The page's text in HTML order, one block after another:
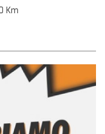
Km